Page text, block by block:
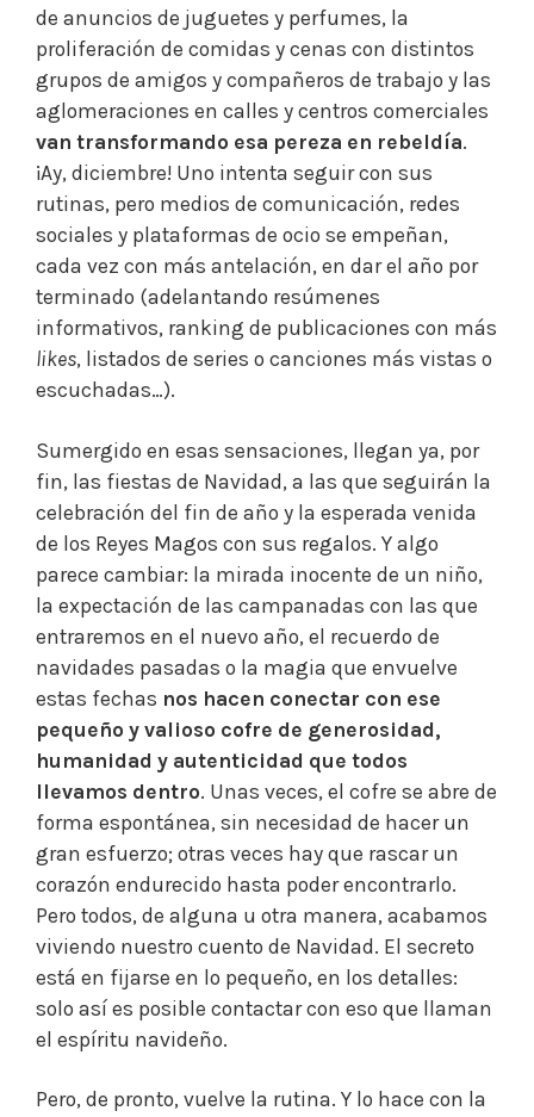
de anuncios de juguetes y perfumes, la
proliferación de comidas y cenas con distintos
grupos de amigos y compañeros de trabajo y las
aglomeraciones en calles y centros comerciales
van transformando esa pereza en rebeldía.
¡Ay, diciembre! Uno intenta seguir con sus
rutinas, pero medios de comunicación, redes
sociales y plataformas de ocio se empeñan,
cada vez con más antelación, en dar el año por
terminado (adelantando resúmenes
informativos, ranking de publicaciones con más
likes, listados de series o canciones más vistas o
escuchadas…).
Sumergido en esas sensaciones, llegan ya, por
fin, las fiestas de Navidad, a las que seguirán la
celebración del fin de año y la esperada venida
de los Reyes Magos con sus regalos. Y algo
parece cambiar: la mirada inocente de un niño,
la expectación de las campanadas con las que
entraremos en el nuevo año, el recuerdo de
navidades pasadas o la magia que envuelve
estas fechas nos hacen conectar con ese
pequeño y valioso cofre de generosidad,
humanidad y autenticidad que todos
llevamos dentro. Unas veces, el cofre se abre de
forma espontánea, sin necesidad de hacer un
gran esfuerzo; otras veces hay que rascar un
corazón endurecido hasta poder encontrarlo.
Pero todos, de alguna u otra manera, acabamos
viviendo nuestro cuento de Navidad. El secreto
está en fijarse en lo pequeño, en los detalles:
solo así es posible contactar con eso que llaman
el espíritu navideño.
Pero, de pronto, vuelve la rutina. Y lo hace con la